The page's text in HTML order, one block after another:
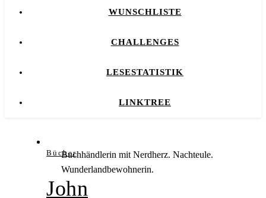
WUNSCHLISTE
CHALLENGES
LESESTATISTIK
LINKTREE
Bücher
John
Buchhändlerin mit Nerdherz. Nachteule.
Wunderlandbewohnerin.